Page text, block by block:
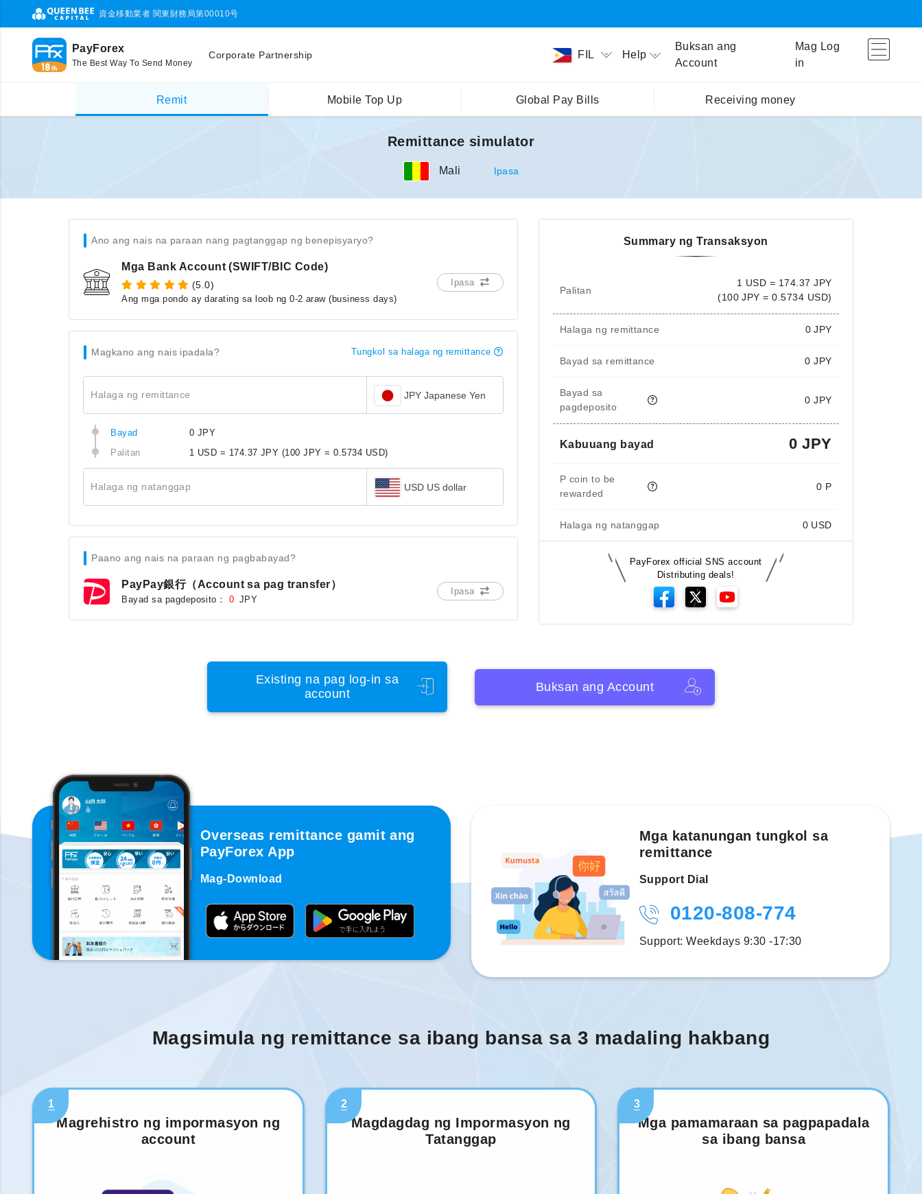
資金移動業者 関東財務局第00010号
PayForex
The Best Way To Send Money
Corporate Partnership FIL Help
Buksan ang
Account
Mag Log
in
Remit Mobile Top Up Global Pay Bills Receiving money
Remittance simulator
Mali Ipasa
Ano ang nais na paraan nang pagtanggap ng benepisyaryo?
Mga Bank Account (SWIFT/BIC Code)
(5.0)
Ang mga pondo ay darating sa loob ng 0-2 araw (business days)
Ipasa
Magkano ang nais ipadala? Tungkol sa halaga ng remittance
Halaga ng remittance JPY Japanese Yen
Bayad
0 JPY
Palitan
1 USD = 174.37 JPY (100 JPY = 0.5734 USD)
Halaga ng natanggap USD US dollar
Paano ang nais na paraan ng pagbabayad?
PayPay銀行（Account sa pag transfer）
Bayad sa pagdeposito： 0 JPY
Ipasa
Summary ng Transaksyon
Palitan
1 USD = 174.37 JPY
(100 JPY = 0.5734 USD)
Halaga ng remittance 0 JPY
Bayad sa remittance 0 JPY
Bayad sa
pagdeposito
0 JPY
Kabuuang bayad 0 JPY
P coin to be
rewarded
0 P
Halaga ng natanggap 0 USD
PayForex official SNS account
Distributing deals!
Existing na pag log-in sa
account
Buksan ang Account
Overseas remittance gamit ang
PayForex App
Mag-Download
Mga katanungan tungkol sa
remittance
Support Dial
0120-808-774
Support: Weekdays 9:30 -17:30
Magsimula ng remittance sa ibang bansa sa 3 madaling hakbang
1
Magrehistro ng impormasyon ng
account
2
Magdagdag ng Impormasyon ng
Tatanggap
3
Mga pamamaraan sa pagpapadala
sa ibang bansa